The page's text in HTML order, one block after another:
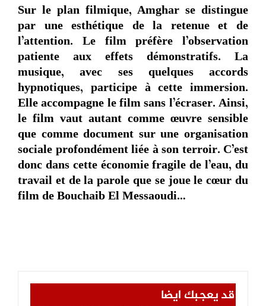
Sur le plan filmique, Amghar se distingue
par une esthétique de la retenue et de
l’attention. Le film préfère l’observation
patiente aux effets démonstratifs. La
musique, avec ses quelques accords
hypnotiques, participe à cette immersion.
Elle accompagne le film sans l’écraser. Ainsi,
le film vaut autant comme œuvre sensible
que comme document sur une organisation
sociale profondément liée à son terroir. C’est
donc dans cette économie fragile de l’eau, du
travail et de la parole que se joue le cœur du
film de Bouchaib El Messaoudi…
قد يعجبك ايضا